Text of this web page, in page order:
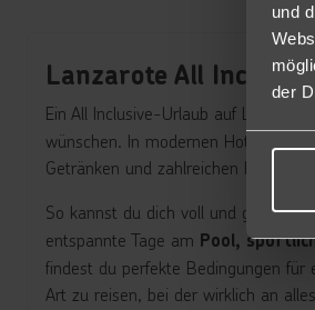
und
der
Lanzarote All
Ein All Inclusive-Urlaub auf
wünschen. In modernen Hotels
Getränken und zahlreichen
So kannst du dich voll und ganz
entspannte Tage am Pool,
findest du perfekte Bedingungen für
Art zu reisen, bei der wirklich an